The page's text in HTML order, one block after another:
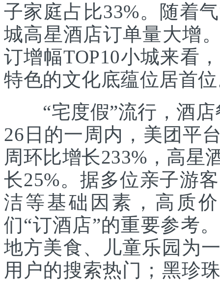
子家庭占比33%。随着
城高星酒店订单量大增
订增幅TOP10小城来看
特色的文化底蕴位居首
“宅度假”流行，酒店
26日的一周内，美团平
周环比增长233%，高星
长25%。据多位亲子游
洁等基础因素，高质
们“订酒店”的重要参考
地方美食、儿童乐园为
用户的搜索热门；黑珍